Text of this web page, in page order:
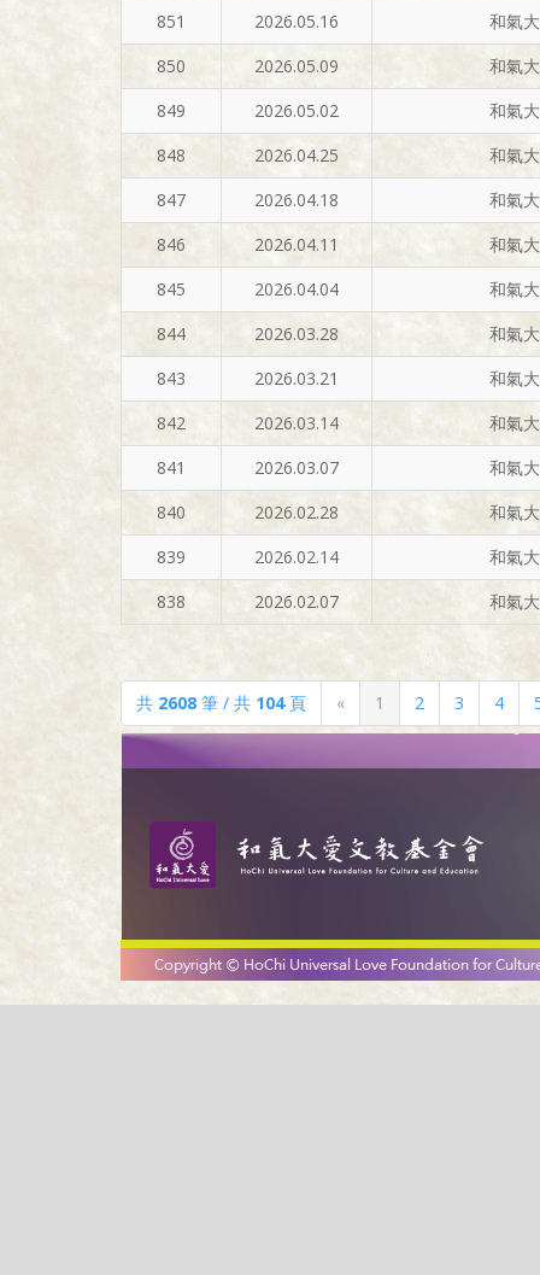
851
2026.05.16
和氣
850
2026.05.09
和氣
849
2026.05.02
和氣
848
2026.04.25
和氣
847
2026.04.18
和氣
846
2026.04.11
和氣
845
2026.04.04
和氣
844
2026.03.28
和氣
843
2026.03.21
和氣
842
2026.03.14
和氣
841
2026.03.07
和氣
840
2026.02.28
和氣
839
2026.02.14
和氣
838
2026.02.07 和氣
共 2608 筆 / 共 104頁 « 1 2 3 4